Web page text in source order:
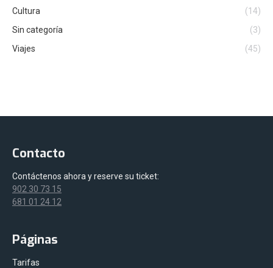
Cultura
(14)
Sin categoría
(3)
Viajes
(45)
Contacto
Contáctenos ahora y reserve su ticket:
902 30 73 15
681 01 24 12
Páginas
Tarifas